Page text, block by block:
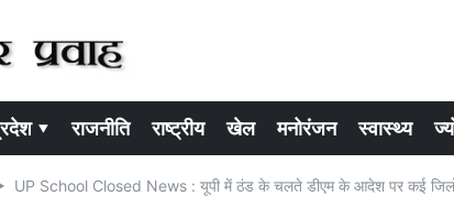
▾ राजनीति राष्ट्रीय खेल मनोरंजन स्वास्थ्य
UP School Closed News : यूपी में ठंड के चलते डीएम के आदेश पर कई